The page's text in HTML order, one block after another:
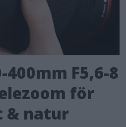
400mm F5,6-8
för
& natur